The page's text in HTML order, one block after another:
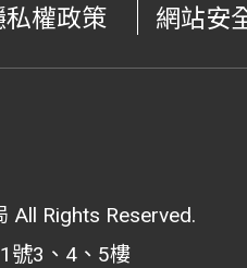
私權政策 網站安
Rights Reserved.
號3、4、5樓